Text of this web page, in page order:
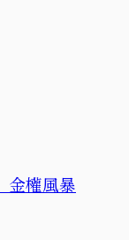
金權風暴